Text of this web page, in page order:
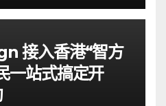
接入香港“智方
一站式搞定开